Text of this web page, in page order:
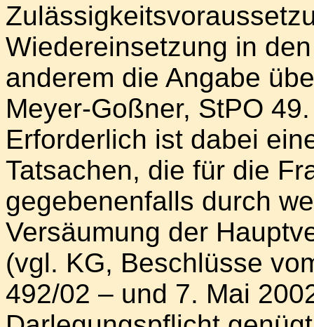
Wiedereinsetzung in
anderem die Angabe
Meyer-Goßner, StPO
Erforderlich ist dabei
Tatsachen, die für die
gegebenenfalls durch
Versäumung der
(vgl. KG, Beschlüsse
492/02 – und 7. Mai